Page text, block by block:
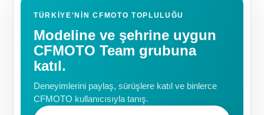
TÜRKIYE'NIN CFMOTO TOPLULUĞU
Modeline ve şehrine uygun
CFMOTO Team grubuna
katıl.
Deneyimlerini paylaş, sürüşlere katıl ve binlerce
CFMOTO kullanıcısıyla tanış.